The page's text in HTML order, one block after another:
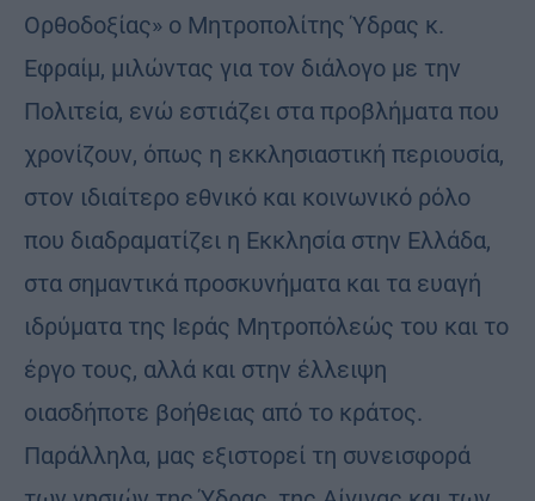
Ορθοδοξίας» ο Μητροπολίτης Ύδρας κ.
Εφραίμ, μιλώντας για τον διάλογο με την
Πολιτεία, ενώ εστιάζει στα προβλήματα που
χρονίζουν, όπως η εκκλησιαστική περιουσία,
στον ιδιαίτερο εθνικό και κοινωνικό ρόλο
που διαδραματίζει η Εκκλησία στην Ελλάδα,
στα σημαντικά προσκυνήματα και τα ευαγή
ιδρύματα της Ιεράς Μητροπόλεώς του και το
έργο τους, αλλά και στην έλλειψη
οιασδήποτε βοήθειας από το κράτος.
Παράλληλα, μας εξιστορεί τη συνεισφορά